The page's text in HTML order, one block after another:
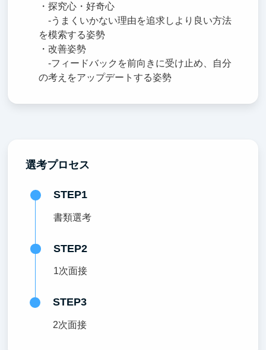
・探究心・好奇心
-うまくいかない理由を追求しより良い方法
を模索する姿勢
・改善姿勢
-フィードバックを前向きに受け止め、自分
の考えをアップデートする姿勢
選考プロセス
STEP1
書類選考
STEP2
1次面接
STEP3
2次面接